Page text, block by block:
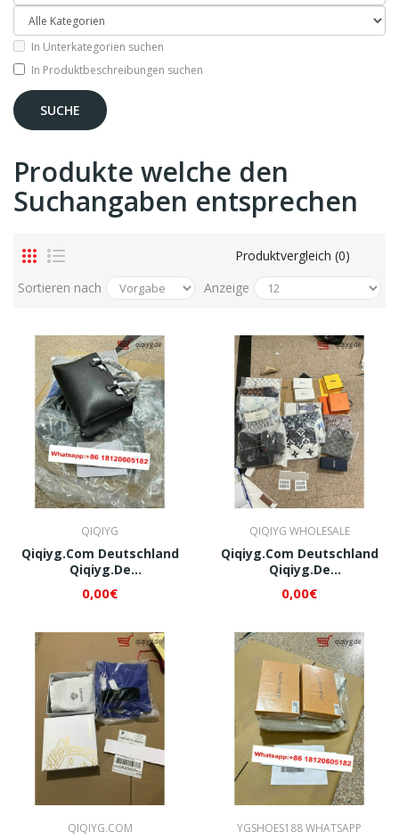
In Unterkategorien suchen
In Produktbeschreibungen suchen
Produkte welche den
Suchangaben entsprechen
Produktvergleich (0)
Sortieren nach
Anzeige
QIQIYG
Qiqiyg.com Deutschland
Qiqiyg.de
QI004
0,00€
QIQIYG WHOLESALE
Qiqiyg.com Deutschland
Qiqiyg.de
QI005
0,00€
QIQIYG.COM YGSHOES188 WHATSAPP